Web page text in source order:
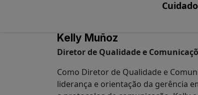
Kelly Muñoz
Diretor de Qualidade e
Como Diretor de Qualidade e
liderança e orientação da gerência